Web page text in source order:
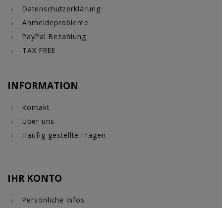
Datenschutzerklärung
Anmeldeprobleme
PayPal Bezahlung
TAX FREE
INFORMATION
Kontakt
Über uns
Häufig gestellte Fragen
IHR KONTO
Persönliche Infos